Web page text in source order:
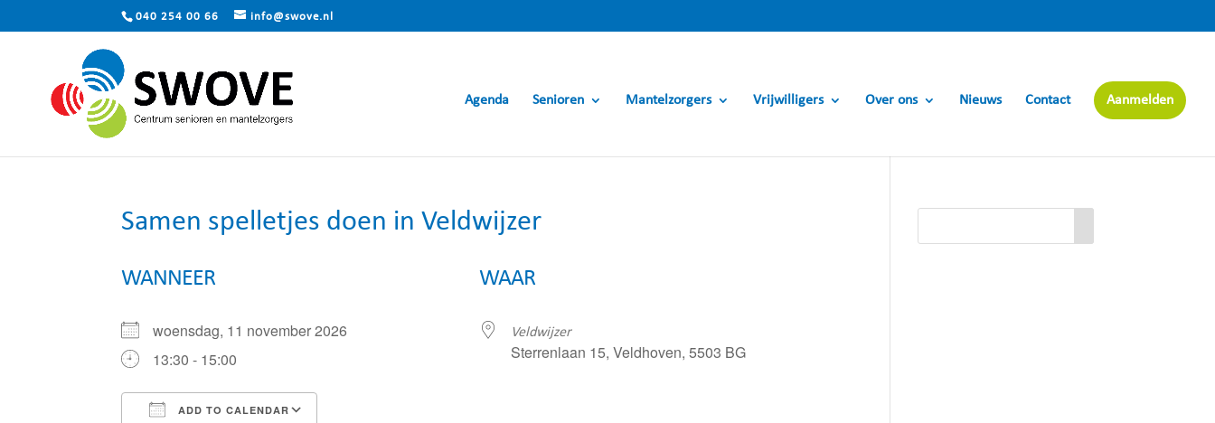
040 254 00 66 info@swove.nl
Agenda Senioren Mantelzorgers Vrijwilligers Over ons Nieuws Contact Aanmelden
Samen spelletjes doen in Veldwijzer
WANNEER
woensdag, 11 november 2026
13:30 - 15:00
ADD TO CALENDAR
WAAR
Veldwijzer
Sterrenlaan 15, Veldhoven, 5503 BG